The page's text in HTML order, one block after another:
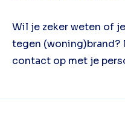
Wil je zeker weten of
tegen (woning)brand?
contact op met je